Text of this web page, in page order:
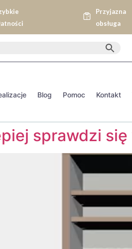
Przyjazna
obsługa
Blog Pomoc Kontakt
sprawdzi się